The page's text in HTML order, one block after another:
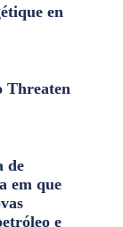
en
Threaten
de
em que
e